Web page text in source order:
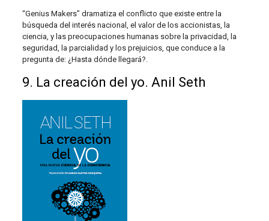
“Genius Makers” dramatiza el conflicto que existe entre la
búsqueda del interés nacional, el valor de los accionistas, la
ciencia, y las preocupaciones humanas sobre la privacidad, la
seguridad, la parcialidad y los prejuicios, que conduce a la
pregunta de: ¿Hasta dónde llegará?.
9. La creación del yo. Anil Seth